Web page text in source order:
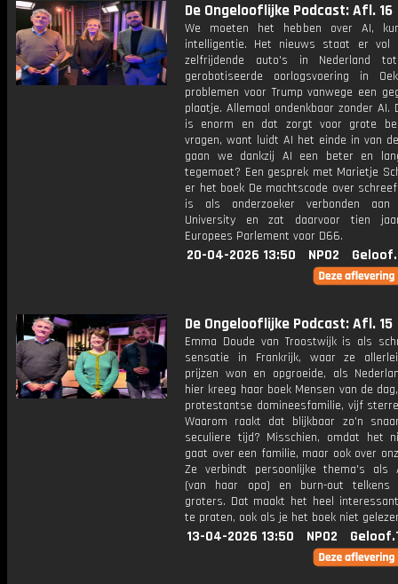
De Ongelooflijke Podcast: Afl. 16
We moeten het hebben over AI,
intelligentie. Het nieuws staat er vol
zelfrijdende auto's in Nederland
gerobotiseerde oorlogsvoering in
problemen voor Trump vanwege een
plaatje. Allemaal ondenkbaar zonder AI.
is enorm en dat zorgt voor grote
vragen, want luidt AI het einde in van
gaan we dankzij AI een beter en
tegemoet? Een gesprek met Marietje
er het boek De machtscode over
is als onderzoeker verbonden aan
University en zat daarvoor tien
Europees Parlement voor D66.
20-04-2026 13:50 NPO2
De Ongelooflijke Podcast: Afl. 15
Emma Doude van Troostwijk is als
sensatie in Frankrijk, waar ze
prijzen won en opgroeide, als
hier kreeg haar boek Mensen van de
protestantse domineesfamilie, vijf
Waarom raakt dat blijkbaar zo'n
seculiere tijd? Misschien, omdat het
gaat over een familie, maar ook over
Ze verbindt persoonlijke thema's als
(van haar opa) en burn-out
groters. Dat maakt het heel
te praten, ook als je het boek niet
13-04-2026 13:50 NPO2